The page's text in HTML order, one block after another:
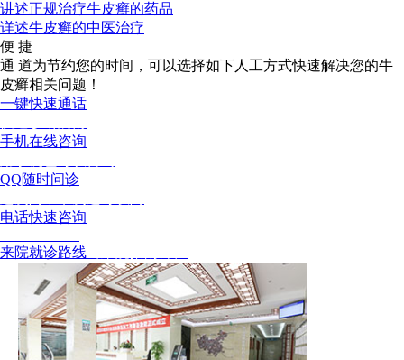
讲述正规治疗牛皮癣的药品
详述牛皮癣的中医治疗
便 捷
通 道为节约您的时间，可以选择如下人工方式快速解决您的牛
皮癣相关问题！
一键快速通话
手机在线咨询
QQ随时问诊
电话快速咨询
来院就诊路线